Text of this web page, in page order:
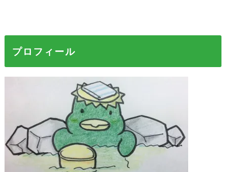
プロフィール